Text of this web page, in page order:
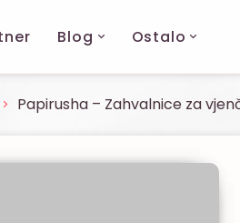
Blog Ostalo
Papirusha – Zahvalnice za